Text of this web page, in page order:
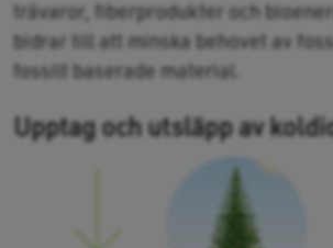
trävaror, fiberprodukter och
bidrar till att minska behovet av
fossilt baserade material.
Upptag och utsläpp av